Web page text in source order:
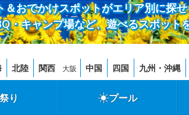
おでかけスポットがエリア別に探
・キャンプ場など、遊べるスポット
北陸 関西 大阪 中国 四国 九州・沖縄
り プール